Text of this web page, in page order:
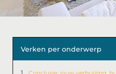
Verken per onderwerp